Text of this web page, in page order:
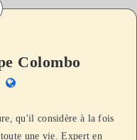
Colombo
qu'il considère à la fois
une vie. Expert en